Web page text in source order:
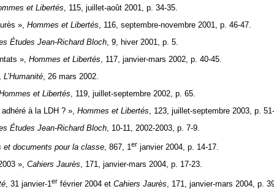
et Libertés, 115, juillet-août 2001, p. 34-35.
», Hommes et Libertés, 116, septembre-novembre 2001, p. 46-47.
Études Jean-Richard Bloch, 9, hiver 2001, p. 5.
», Hommes et Libertés, 117, janvier-mars 2002, p. 40-45.
L’Humanité, 26 mars 2002.
et Libertés, 119, juillet-septembre 2002, p. 65.
à la LDH ? », Hommes et Libertés, 123, juillet-septembre 2003, p.
Études Jean-Richard Bloch, 10-11, 2002-2003, p. 7-9.
et documents pour la classe, 867, 1er janvier 2004, p. 14-17.
», Cahiers Jaurès, 171, janvier-mars 2004, p. 17-23.
, 31 janvier-1 er février 2004 et Cahiers Jaurès , 171, janvier-mars 2004, p.